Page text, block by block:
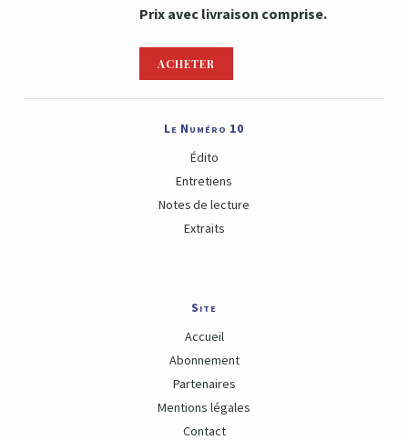
Prix avec livraison comprise.
ACHETER
Le Numéro 10
Édito
Entretiens
Notes de lecture
Extraits
Site
Accueil
Abonnement
Partenaires
Mentions légales
Contact